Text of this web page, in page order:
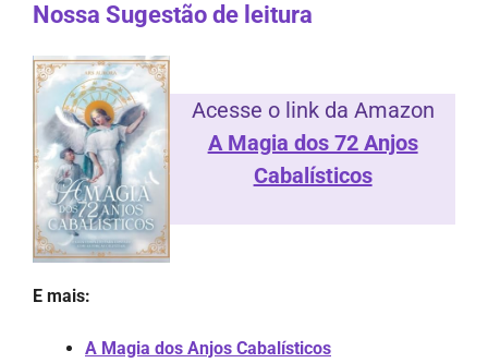
Nossa Sugestão de leitura
Acesse o link da Amazon
A Magia dos 72 Anjos
Cabalísticos
E mais:
A Magia dos Anjos Cabalísticos